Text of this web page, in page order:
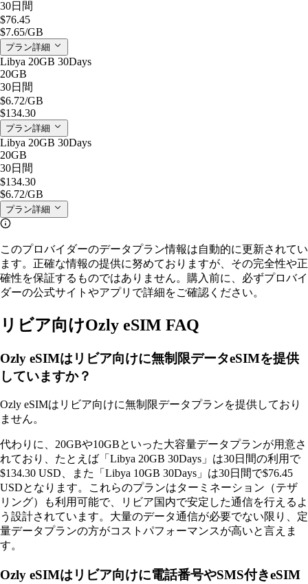
30日間
$76.45
$7.65/GB
プラン詳細
Libya 20GB 30Days
20GB
30日間
$6.72/GB
$134.30
プラン詳細
Libya 20GB 30Days
20GB
30日間
$134.30
$6.72/GB
プラン詳細
このプロバイダーのデータプラン情報は自動的に更新されてい
ます。正確な情報の提供に努めておりますが、その完全性や正
確性を保証するものではありません。購入前に、必ずプロバイ
ダーの公式サイトやアプリで詳細をご確認ください。
リビア向けOzly eSIM FAQ
Ozly eSIMはリビア向けに無制限データeSIMを提供
していますか？
Ozly eSIMはリビア向けに無制限データプランを提供しており
ません。
代わりに、20GBや10GBといった大容量データプランが用意さ
れており、たとえば「Libya 20GB 30Days」は30日間の利用で
$134.30 USD、また「Libya 10GB 30Days」は30日間で$76.45
USDとなります。これらのプランはターミネーション（テザ
リング）も利用可能で、リビア国内で安定した通信を行えるよ
う設計されています。大量のデータ通信が必要でない限り、定
量データプランの方がコストパフォーマンスが高いと言えま
す。
Ozly eSIMはリビア向けに電話番号やSMS付きeSIM